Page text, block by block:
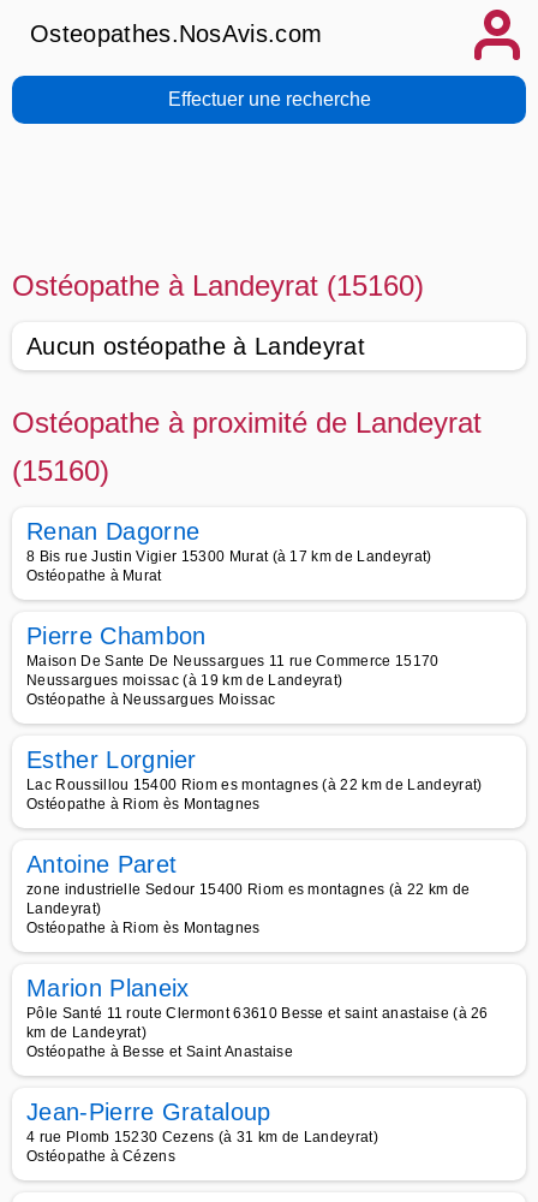
Osteopathes.NosAvis.com
Effectuer une recherche
Ostéopathe à Landeyrat (15160)
Aucun ostéopathe à Landeyrat
Ostéopathe à proximité de Landeyrat
(15160)
Renan Dagorne
8 Bis rue Justin Vigier 15300 Murat (à 17 km de Landeyrat)
Ostéopathe à Murat
Pierre Chambon
Maison De Sante De Neussargues 11 rue Commerce 15170
Neussargues moissac (à 19 km de Landeyrat)
Ostéopathe à Neussargues Moissac
Esther Lorgnier
Lac Roussillou 15400 Riom es montagnes (à 22 km de Landeyrat)
Ostéopathe à Riom ès Montagnes
Antoine Paret
zone industrielle Sedour 15400 Riom es montagnes (à 22 km de
Landeyrat)
Ostéopathe à Riom ès Montagnes
Marion Planeix
Pôle Santé 11 route Clermont 63610 Besse et saint anastaise (à 26
km de Landeyrat)
Ostéopathe à Besse et Saint Anastaise
Jean-Pierre Grataloup
4 rue Plomb 15230 Cezens (à 31 km de Landeyrat)
Ostéopathe à Cézens